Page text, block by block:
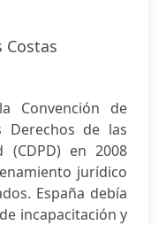
Costas
Convención de
Derechos de las
(CDPD) en 2008
jurídico
España debía
incapacitación y